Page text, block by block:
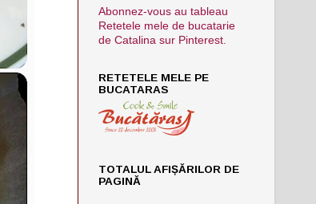
Abonnez-vous au tableau
Retetele mele de bucatarie
de Catalina sur Pinterest.
RETETELE MELE PE
BUCATARAS
TOTALUL AFIȘĂRILOR DE
PAGINĂ